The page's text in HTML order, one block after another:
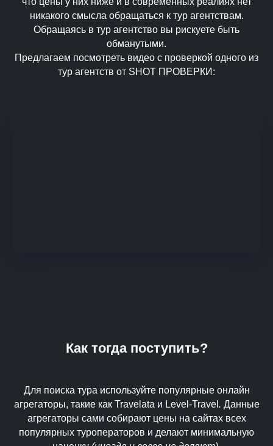
никакого смысла обращаться к тур агентствам.
Обращаясь в тур агентство вы рискуете быть
обманутыми.
Предлагаем посмотреть видео с проверкой одного из
тур агентств от SHOT ПРОВЕРКИ:
Как тогда поступить?
Для поиска тура используйте популярные онлайн
агрегаторы, такие как Travelata и Level-Travel . Данные
агрегаторы сами собирают цены на сайтах всех
популярных туроператоров и делают минимальную